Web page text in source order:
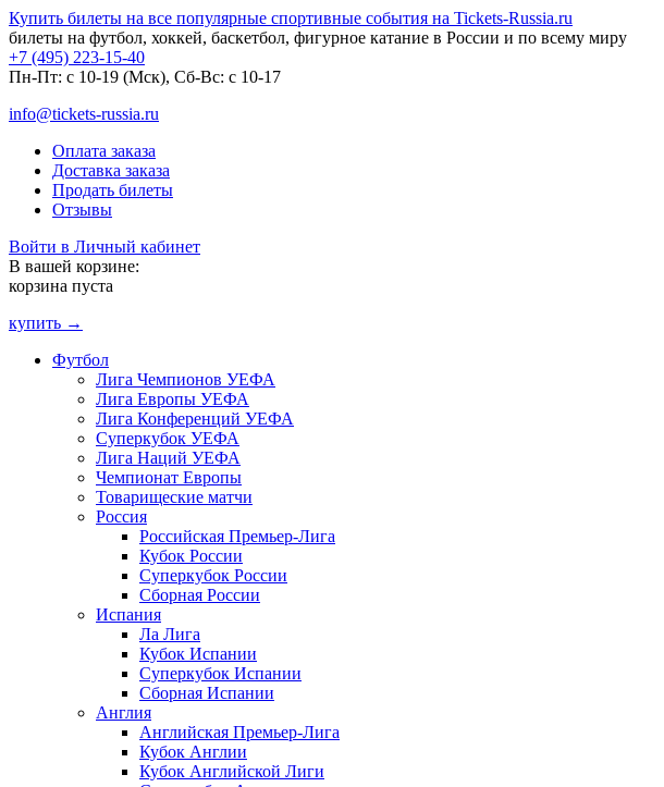
Купить билеты на все популярные спортивные события на Tickets-Russia.ru
билеты на футбол, хоккей, баскетбол, фигурное катание в России и по всему миру
+7 (495) 223-15-40
Пн-Пт: c 10-19 (Мск), Сб-Вс: с 10-17
info@tickets-russia.ru
Оплата заказа
Доставка заказа
Продать билеты
Отзывы
Войти в Личный кабинет
В вашей корзине:
корзина пуста
купить →
Футбол
Лига Чемпионов УЕФА
Лига Европы УЕФА
Лига Конференций УЕФА
Суперкубок УЕФА
Лига Наций УЕФА
Чемпионат Европы
Товарищеские матчи
Россия
Российская Премьер-Лига
Кубок России
Суперкубок России
Сборная России
Испания
Ла Лига
Кубок Испании
Суперкубок Испании
Сборная Испании
Англия
Английская Премьер-Лига
Кубок Англии
Кубок Английской Лиги